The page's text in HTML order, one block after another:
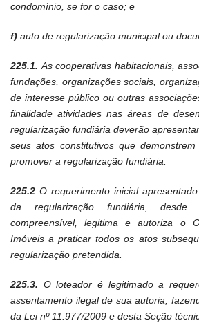
condomínio, se for o caso; e
f) auto de regularização municipal ou
225.1. As cooperativas habitacionais,
fundações, organizações sociais,
de interesse público ou outras
finalidade atividades nas áreas de
regularização fundiária deverão
seus atos constitutivos que
promover a regularização fundiária.
225.2 O requerimento inicial
da regularização fundiária, desde
compreensível, legitima e autoriza o
Imóveis a praticar todos os atos
regularização pretendida.
225.3. O loteador é legitimado a
assentamento ilegal de sua autoria,
da Lei nº 11.977/2009 e desta Seção